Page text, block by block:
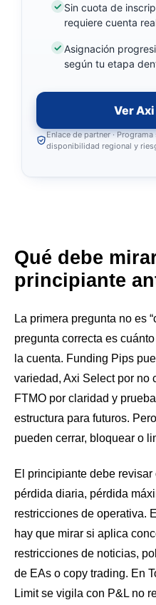
Sin cuota de
requiere cuenta
Asignación
según tu etapa
Ver
Enlace de partner ·
disponibilidad regional y
Qué debe
principiante
La primera pregunta no es
pregunta correcta es
la cuenta. Funding Pips
variedad, Axi Select por no
FTMO por claridad y
estructura para futuros.
pueden cerrar, bloquear o
El principiante debe
pérdida diaria, pérdida
restricciones de operativa.
hay que mirar si aplica
restricciones de noticias,
de EAs o copy trading. En
Limit se vigila con P&L no